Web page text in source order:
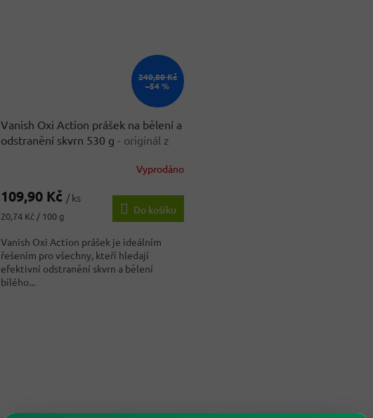
240,80 Kč
–54 %
Vanish Oxi Action prášek na bělení a
odstranění skvrn 530 g - originál z
Vyprodáno
109,90 Kč / ks
Měrná
20,74 Kč / 100 g
Do košíku
Vanish Oxi Action prášek je ideálním
řešením pro všechny, kteří hledají
efektivní odstranění skvrn a bělení
bílého...